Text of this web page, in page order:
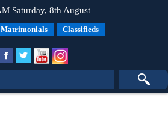
Saturday, 8th August
Matrimonials Classifieds